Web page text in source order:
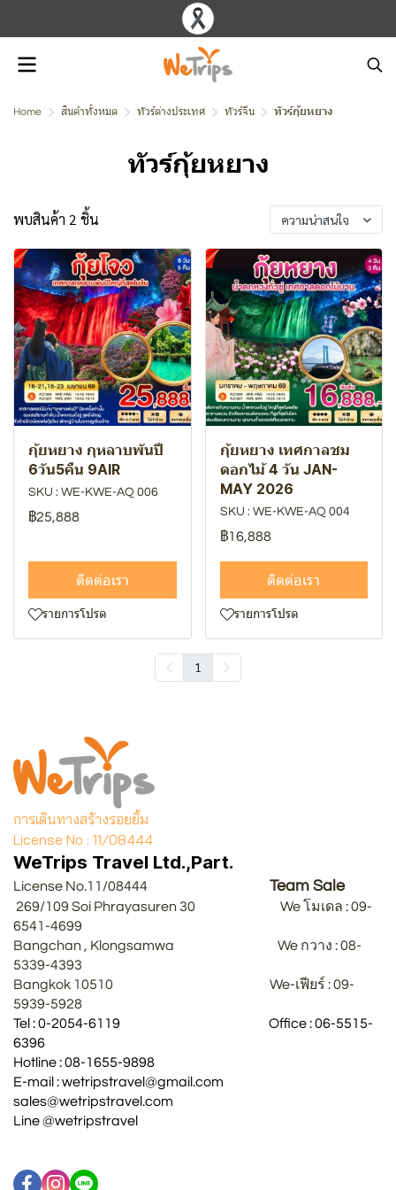
Home สินค้าทั้งหมด ทัวร์ต่างประเทศ ทัวร์จีน ทัวร์กุ้ยหยาง
ทัวร์กุ้ยหยาง
พบสินค้า 2 ชิ้น ความน่าสนใจ
กุ้ยหยาง กุหลาบพันปี
6วัน5คืน 9AIR
SKU : WE-KWE-AQ 006
฿25,888
ติดต่อเรา
รายการโปรด
กุ้ยหยาง เทศกาลชม
ดอกไม้ 4 วัน JAN-
MAY 2026
SKU : WE-KWE-AQ 004
฿16,888
ติดต่อเรา
รายการโปรด
1
การเดินทางสร้างรอยยิ้ม
License No : 11/08444
WeTrips Travel Ltd.,Part.
License No.11/08444 Team Sale
269/109 Soi Phrayasuren 30 We โมเดล : 09-
6541-4699
Bangchan , Klongsamwa We กวาง : 08-
5339-4393
Bangkok 10510 We-เฟียร์ : 09-
5939-5928
Tel : 0-2054-6119 Office : 06-5515-
6396
Hotline : 08-1655-9898
E-mail : wetripstravel@gmail.com
sales@wetripstravel.com
Line @wetripstravel